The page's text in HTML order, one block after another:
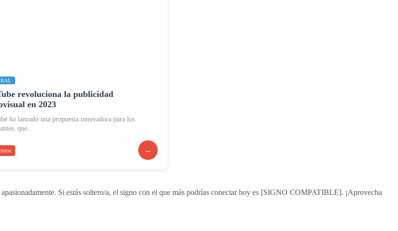
revoluciona la publicidad
en 2023
ha lanzado una propuesta innovadora para los
que...
→
Si estás soltero/a, el signo con el que más podrías conectar hoy es [SIGNO COMPATIBLE]. ¡Aprovecha